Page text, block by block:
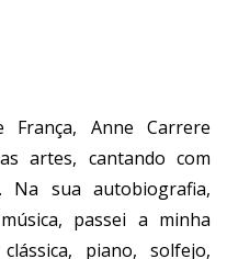
Anne Carrere
artes, cantando com
Na sua autobiografia,
passei a minha
piano, solfejo,